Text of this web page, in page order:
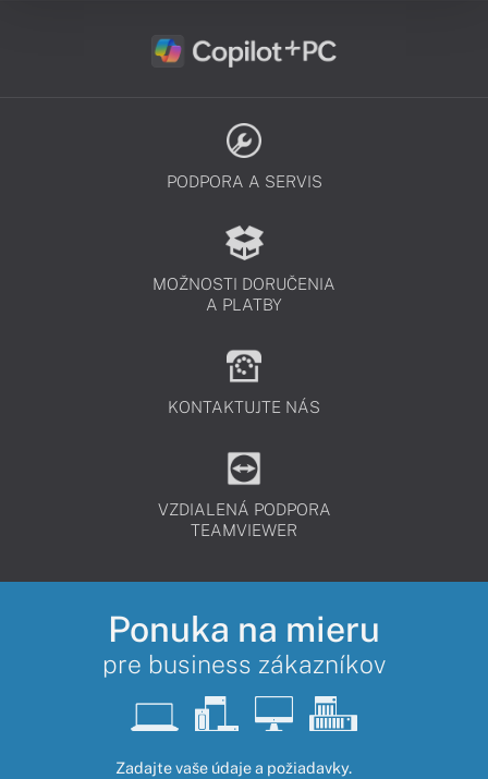
PODPORA A SERVIS
MOŽNOSTI DORUČENIA
A PLATBY
KONTAKTUJTE NÁS
VZDIALENÁ PODPORA
TEAMVIEWER
Ponuka na mieru
pre business zákazníkov
Zadajte vaše údaje a požiadavky.